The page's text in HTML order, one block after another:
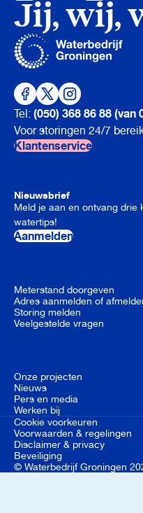
Jij, wij,
Tel: (050) 368 86 88 (van
Voor storingen 24/7
Klantenservice
Meterstand doorgeven
Adres aanmelden of
Storing melden
Veelgestelde vragen
Onze projecten
Nieuws
Pers en media
Werken bij
Nieuwsbrief
Meld je aan en ontvang drie
watertips!
Aanmelden
© Waterbedrijf Groningen
Cookie voorkeuren
Voorwaarden & regelingen
Disclaimer & privacy
Beveiliging